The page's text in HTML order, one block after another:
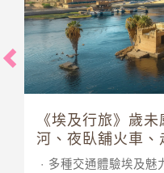
《埃及行旅》歲
河、夜臥舖火車、
館 10 日
多種交通體驗埃及魅